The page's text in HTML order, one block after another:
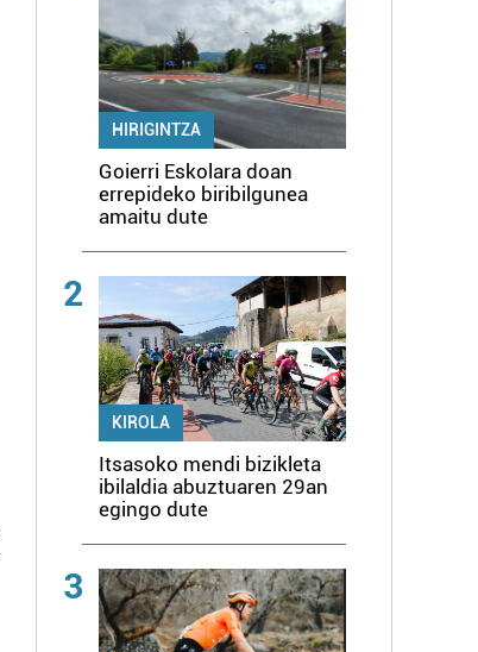
HIRIGINTZA
Goierri Eskolara doan
errepideko biribilgunea
amaitu dute
2
KIROLA
Itsasoko mendi bizikleta
ibilaldia abuztuaren 29an
egingo dute
3